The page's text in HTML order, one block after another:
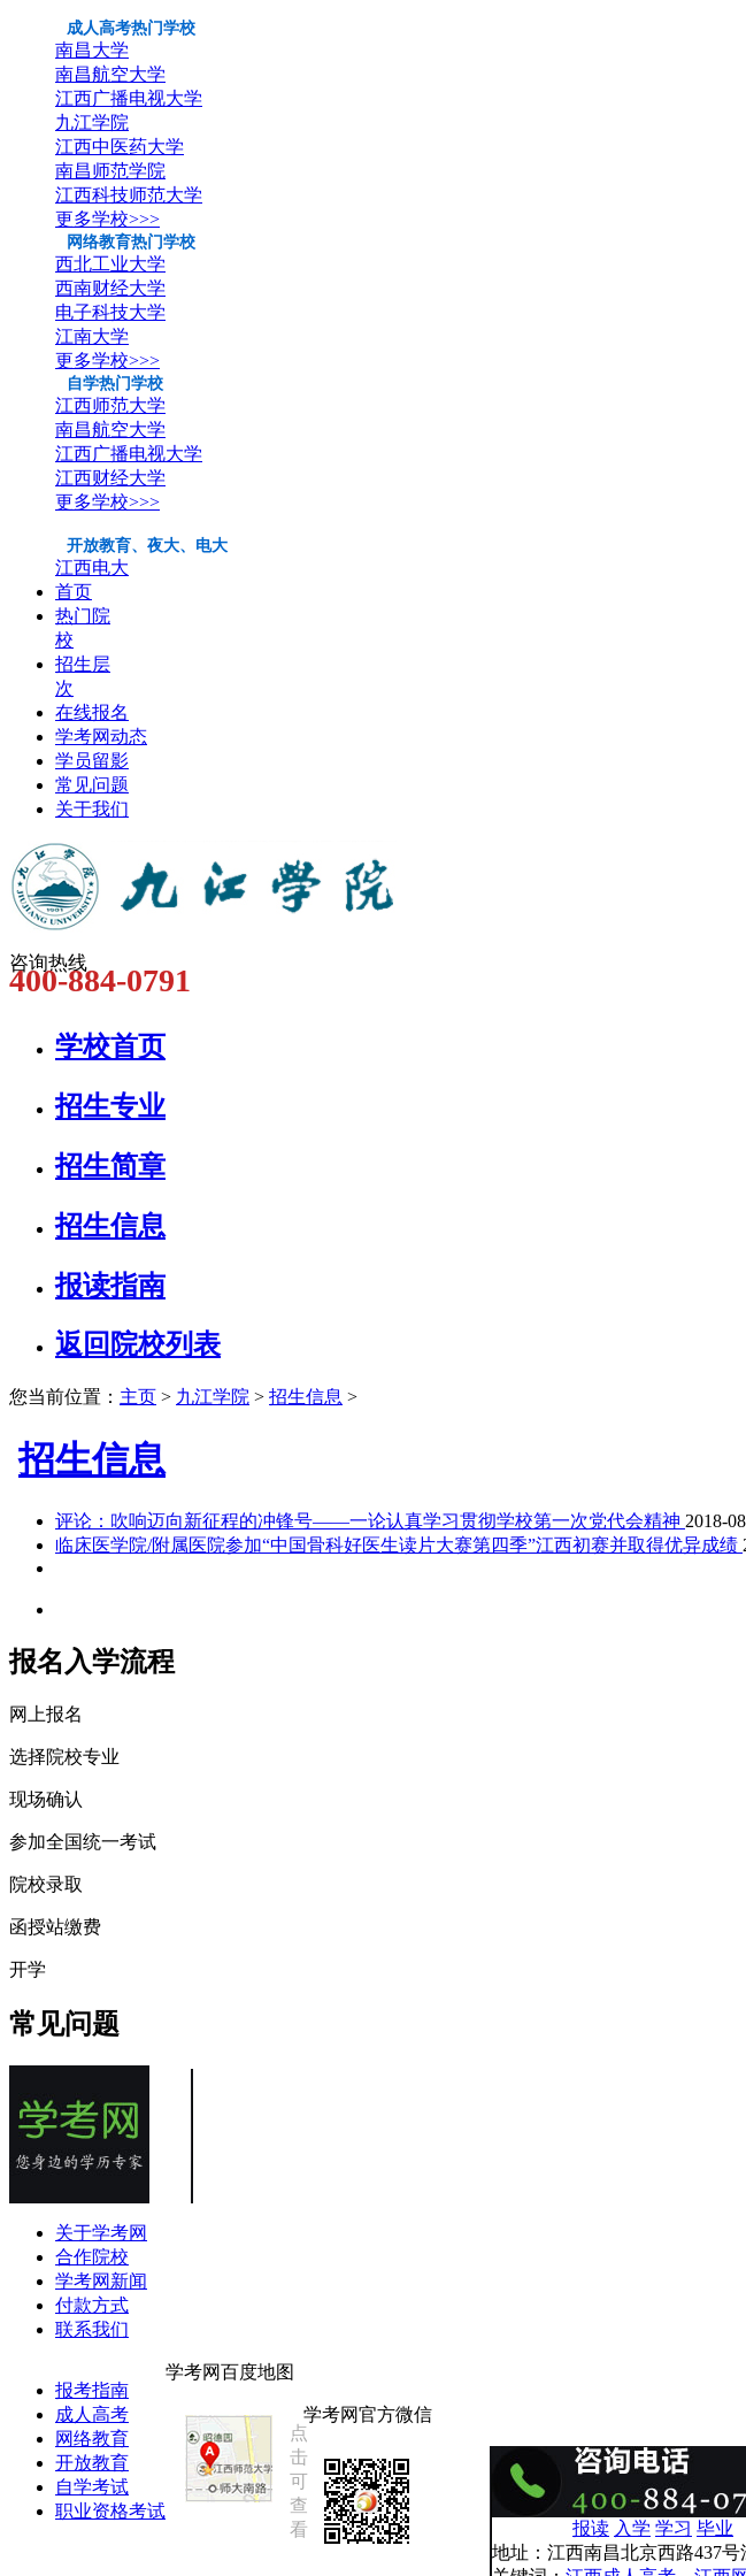
成人高考热门学校
南昌大学
南昌航空大学
江西广播电视大学
九江学院
江西中医药大学
南昌师范学院
江西科技师范大学
更多学校>>>
网络教育热门学校
西北工业大学
西南财经大学
电子科技大学
江南大学
更多学校>>>
自学热门学校
江西师范大学
南昌航空大学
江西广播电视大学
江西财经大学
更多学校>>>
开放教育、夜大、电大
江西电大
首页
热门院
校
招生层
次
在线报名
学考网动态
学员留影
常见问题
关于我们
咨询热线
400-884-0791
学校首页
招生专业
招生简章
招生信息
报读指南
返回院校列表
您当前位置： 主页 > 九江学院 > 招生信息 >
招生信息
评论：吹响迈向新征程的冲锋号——一论认真学习贯彻学校第一次党代会精神 2018-
临床医学院/附属医院参加“中国骨科好医生读片大赛第四季”江西初赛并取得优异成绩
报名入学流程
网上报名
选择院校专业
现场确认
参加全国统一考试
院校录取
函授站缴费
开学
常见问题
关于学考网
合作院校
学考网新闻
付款方式
联系我们
报考指南
成人高考
网络教育
开放教育
自学考试
职业资格考试
学考网百度地图
点
击
可
查
看
学考网官方微信
报读 入学 学习 毕业
地址：江西南昌北京西路437